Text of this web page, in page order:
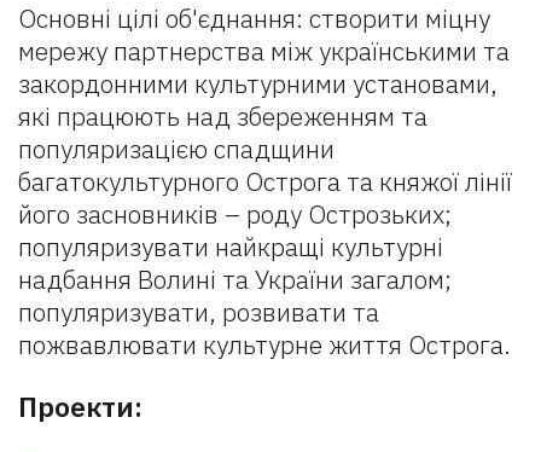
Основні цілі об'єднання: створити міцну
мережу партнерства між українськими та
закордонними культурними установами,
які працюють над збереженням та
популяризацією спадщини
багатокультурного Острога та княжої лінії
його засновників – роду Острозьких;
популяризувати найкращі культурні
надбання Волині та України загалом;
популяризувати, розвивати та
пожвавлювати культурне життя Острога.
Проекти: